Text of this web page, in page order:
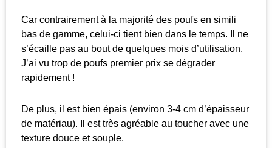
Car contrairement à la majorité des poufs en simili
bas de gamme, celui-ci tient bien dans le temps. Il ne
s’écaille pas au bout de quelques mois d’utilisation.
J’ai vu trop de poufs premier prix se dégrader
rapidement !
De plus, il est bien épais (environ 3-4 cm d’épaisseur
de matériau). Il est très agréable au toucher avec une
texture douce et souple.